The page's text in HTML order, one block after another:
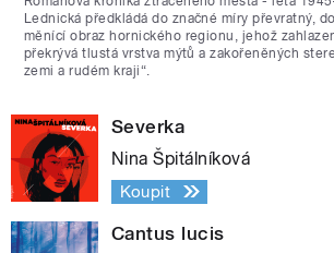
Lednická předkládá do značné míry převratný,
měnící obraz hornického regionu, jehož
překrývá tlustá vrstva mýtů a zakořeněných
zemi a rudém kraji“.
Severka
Nina Špitálníková
Koupit
Cantus lucis